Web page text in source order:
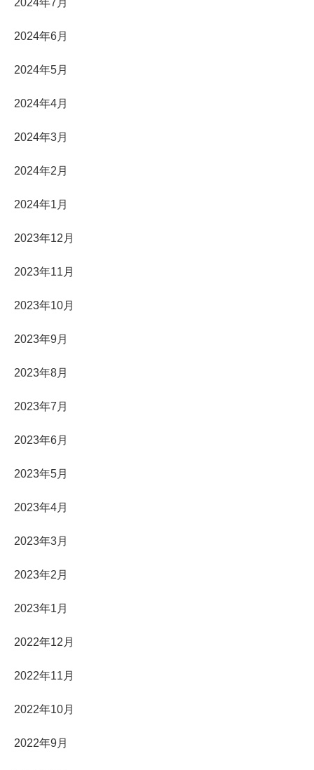
2024年7月
2024年6月
2024年5月
2024年4月
2024年3月
2024年2月
2024年1月
2023年12月
2023年11月
2023年10月
2023年9月
2023年8月
2023年7月
2023年6月
2023年5月
2023年4月
2023年3月
2023年2月
2023年1月
2022年12月
2022年11月
2022年10月
2022年9月